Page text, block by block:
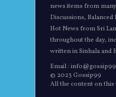
news items from
Discussions,
Hot News from Sri
throughout the day,
written in Sinhala and
Email :
© 2023 Gossip99
All the content on this